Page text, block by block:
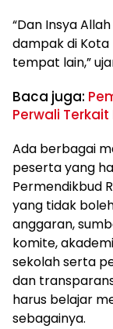
“Dan Insya
dampak di Kota
tempat lain,”
Baca juga:
Perwali
Ada berbagai
peserta yang
Permendikbud
yang tidak
anggaran,
komite,
sekolah serta
dan
harus belajar
sebagainya.